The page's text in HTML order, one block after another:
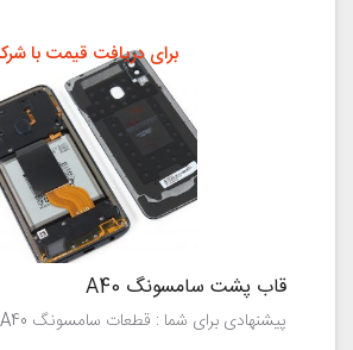
قاب پشت سامسونگ A40
پیشنهادی برای شما : قطعات سامسونگ A40
برای دریافت قیمت با